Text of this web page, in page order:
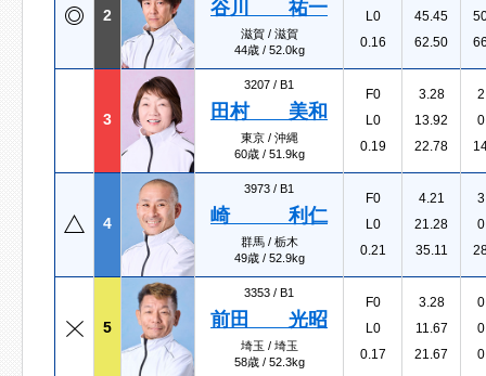
2 谷川 祐一
滋賀 / 滋賀
44歳 / 52.0kg
L0
0.16
45.45
62.50
3
3207 / B1
田村 美和
東京 / 沖縄
60歳 / 51.9kg
F0
L0
0.19
3.28
13.92
22.78
4
3973 / B1
崎 利仁
群馬 / 栃木
49歳 / 52.9kg
F0
L0
0.21
4.21
21.28
35.11
5
3353 / B1
前田 光昭
埼玉 / 埼玉
58歳 / 52.3kg
F0
L0
0.17
3.28
11.67
21.67